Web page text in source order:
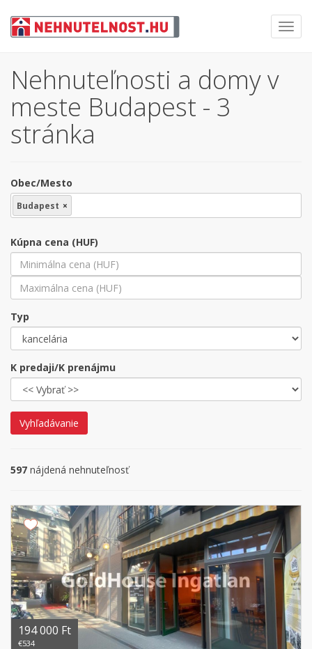
Nehnuteľnosti a domy v
meste Budapest - 3
stránka
Obec/Mesto
Budapest ×
Kúpna cena (HUF)
Typ
K predaji/K prenájmu
Vyhľadávanie
597 nájdená nehnuteľnosť
194 000 Ft
€534